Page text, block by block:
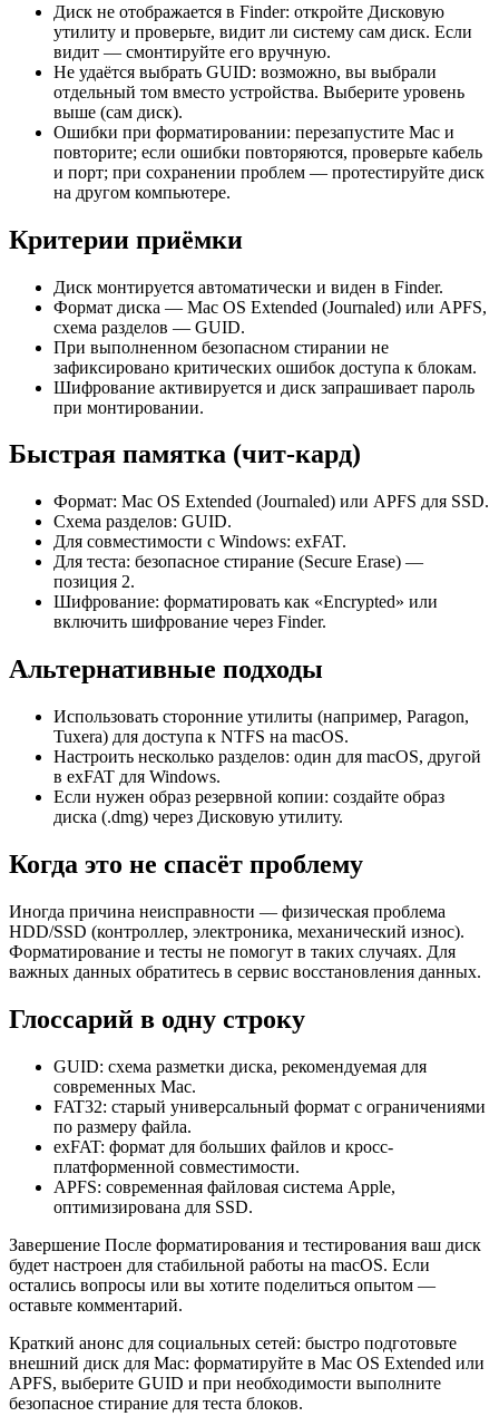
Диск не отображается в Finder: откройте Дисковую
утилиту и проверьте, видит ли систему сам диск. Если
видит — смонтируйте его вручную.
Не удаётся выбрать GUID: возможно, вы выбрали
отдельный том вместо устройства. Выберите уровень
выше (сам диск).
Ошибки при форматировании: перезапустите Mac и
повторите; если ошибки повторяются, проверьте кабель
и порт; при сохранении проблем — протестируйте диск
на другом компьютере.
Критерии приёмки
Диск монтируется автоматически и виден в Finder.
Формат диска — Mac OS Extended (Journaled) или APFS,
схема разделов — GUID.
При выполненном безопасном стирании не
зафиксировано критических ошибок доступа к блокам.
Шифрование активируется и диск запрашивает пароль
при монтировании.
Быстрая памятка (чит-кард)
Формат: Mac OS Extended (Journaled) или APFS для SSD.
Схема разделов: GUID.
Для совместимости с Windows: exFAT.
Для теста: безопасное стирание (Secure Erase) —
позиция 2.
Шифрование: форматировать как «Encrypted» или
включить шифрование через Finder.
Альтернативные подходы
Использовать сторонние утилиты (например, Paragon,
Tuxera) для доступа к NTFS на macOS.
Настроить несколько разделов: один для macOS, другой
в exFAT для Windows.
Если нужен образ резервной копии: создайте образ
диска (.dmg) через Дисковую утилиту.
Когда это не спасёт проблему
Иногда причина неисправности — физическая проблема
HDD/SSD (контроллер, электроника, механический износ).
Форматирование и тесты не помогут в таких случаях. Для
важных данных обратитесь в сервис восстановления данных.
Глоссарий в одну строку
GUID: схема разметки диска, рекомендуемая для
современных Mac.
FAT32: старый универсальный формат с ограничениями
по размеру файла.
exFAT: формат для больших файлов и кросс-
платформенной совместимости.
APFS: современная файловая система Apple,
оптимизирована для SSD.
Завершение После форматирования и тестирования ваш диск
будет настроен для стабильной работы на macOS. Если
остались вопросы или вы хотите поделиться опытом —
оставьте комментарий.
Краткий анонс для социальных сетей: быстро подготовьте
внешний диск для Mac: форматируйте в Mac OS Extended или
APFS, выберите GUID и при необходимости выполните
безопасное стирание для теста блоков.